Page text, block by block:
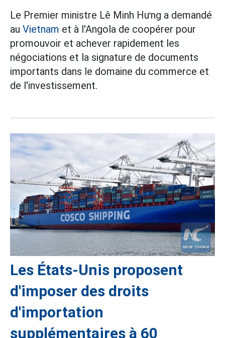
Le Premier ministre Lê Minh Hưng a demandé
au Vietnam et à l'Angola de coopérer pour
promouvoir et achever rapidement les
négociations et la signature de documents
importants dans le domaine du commerce et
de l'investissement.
Les États-Unis proposent
d'imposer des droits
d'importation
supplémentaires à 60